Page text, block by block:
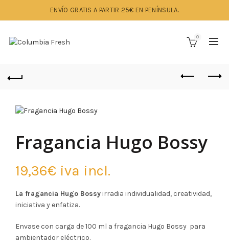
ENVÍO GRATIS A PARTIR 25€ EN PENÍNSULA.
0
Fragancia Hugo Bossy
19,36€ iva incl.
La fragancia Hugo Bossyirradia individualidad, creatividad,
iniciativa y enfatiza.
Envase con carga de 100 ml a fragancia Hugo Bossy para
ambientador eléctrico.